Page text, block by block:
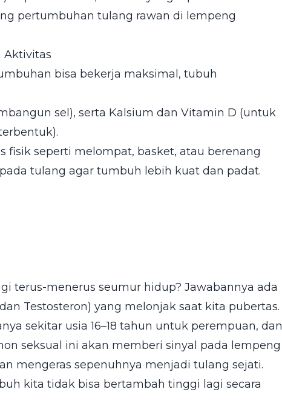
pertumbuhan tulang rawan di lempeng
Aktivitas
bisa bekerja maksimal, tubuh
sel), serta Kalsium dan Vitamin D (untuk
fisik seperti melompat, basket, atau berenang
tulang agar tumbuh lebih kuat dan padat.
terus-menerus seumur hidup? Jawabannya ada
Testosteron) yang melonjak saat kita pubertas.
sekitar usia 16–18 tahun untuk perempuan, dan
seksual ini akan memberi sinyal pada lempeng
mengeras sepenuhnya menjadi tulang sejati.
kita tidak bisa bertambah tinggi lagi secara